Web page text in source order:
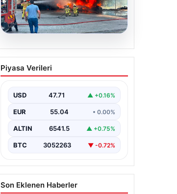
06.08.2026
Dumanlar ilçeyi kapladı:
Bursa’da tamirhanede
Piyasa Verileri
USD 47.71 ▲ +0.16%
EUR 55.04 • 0.00%
ALTIN 6541.5 ▲ +0.75%
BTC 3052263 ▼ -0.72%
Son Eklenen Haberler